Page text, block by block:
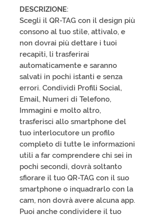
DESCRIZIONE:
Scegli il QR-TAG con il design più
consono al tuo stile, attivalo, e
non dovrai più dettare i tuoi
recapiti, li trasferirai
automaticamente e saranno
salvati in pochi istanti e senza
errori. Condividi Profili Social,
Email, Numeri di Telefono,
Immagini e molto altro,
trasferisci allo smartphone del
tuo interlocutore un profilo
completo di tutte le informazioni
utili a far comprendere chi sei in
pochi secondi, dovrà soltanto
sfiorare il tuo QR-TAG con il suo
smartphone o inquadrarlo con la
cam, non dovrà avere alcuna app.
Puoi anche condividere il tuo